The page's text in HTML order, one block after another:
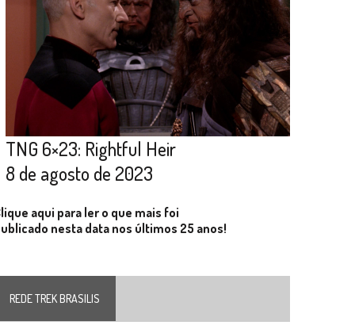
TNG 6×23: Rightful Heir
8 de agosto de 2023
aqui para ler o que mais foi
nesta data nos últimos 25 anos!
REDE TREK BRASILIS